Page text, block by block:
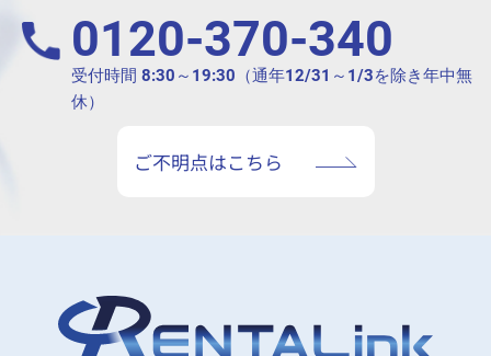
0120-370-340
受付時間 8:30～19:30（通年12/31～1/3を除き年中無
休）
ご不明点はこちら